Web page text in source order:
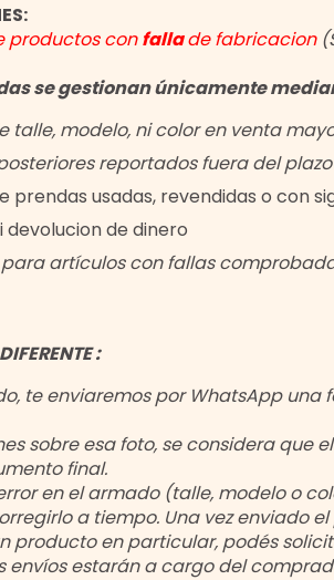
productos confallade fabricacion
se gestionan únicamente
talle, modelo, ni color en venta
s reportados fuera del plazo
prendas usadas, revendidas o con
de dinero
artículos con fallas
:
te enviaremos por WhatsApp
sobre esa foto, se considera que
final.
en el armado (talle, modelo o
a tiempo. Una vez enviado
producto en particular, podés
envíos estarán a cargo del